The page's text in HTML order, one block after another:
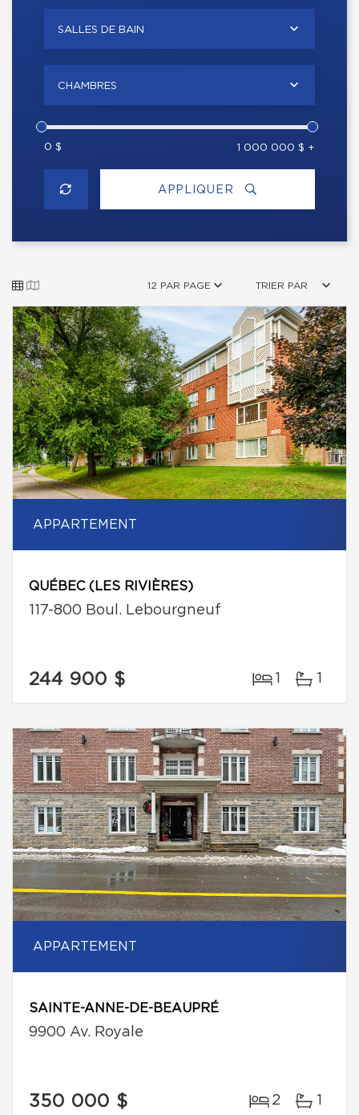
SALLES DE BAIN
CHAMBRES
0 $ 1 000 000 $ +
APPLIQUER
12 PAR PAGE TRIER PAR
APPARTEMENT
QUÉBEC (LES RIVIÈRES)
117-800 Boul. Lebourgneuf
244 900 $ 1 1
APPARTEMENT
SAINTE-ANNE-DE-BEAUPRÉ
9900 Av. Royale
350 000 $ 2 1